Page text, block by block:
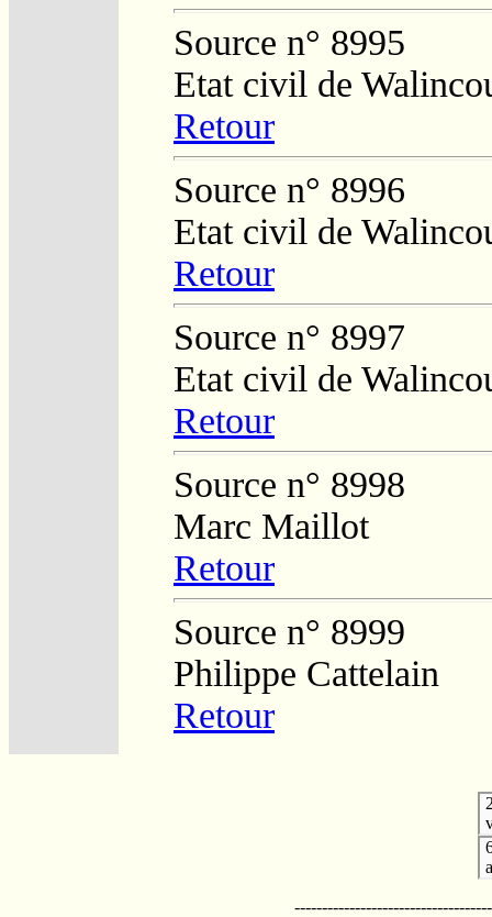
Source n° 8995
Etat civil de
Retour
Source n° 8996
Etat civil de
Retour
Source n° 8997
Etat civil de
Retour
Source n° 8998
Marc Maillot
Retour
Source n° 8999
Philippe Cattelain
Retour